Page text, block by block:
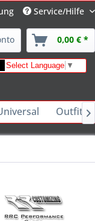
Service/Hilfe
0,00 € *
Select Language ▼
Outfits -
